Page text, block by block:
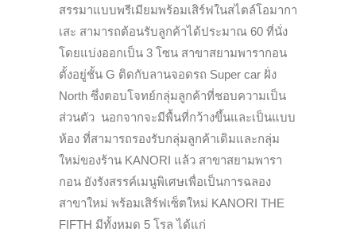
สรรมาแบบพรีเมียมพร้อมเสิร์ฟในสไตล์โอมากา
เสะ สามารถต้อนรับลูกค้าได้ประมาณ 60 ที่นั่ง
โดยแบ่งออกเป็น 3 โซน สาขาสยามพารากอน
ตั้งอยู่ชั้น G ติดกับลานจอดรถ Super car ฝั่ง
North ซึ่งตอบโจทย์กลุ่มลูกค้าที่ชอบความเป็น
ส่วนตัว นอกจากจะมีพื้นที่กว้างขึ้นและเป็นแบบ
ห้อง ที่สามารถรองรับกลุ่มลูกค้าเดิมและกลุ่ม
ใหม่ของร้าน KANORI แล้ว สาขาสยามพารา
กอน ยังรังสรรค์เมนูพิเศษเพื่อเป็นการฉลอง
สาขาใหม่ พร้อมเสิร์ฟเซ็ตใหม่ KANORI THE
FIFTH มีทั้งหมด 5 โรล ได้แก่